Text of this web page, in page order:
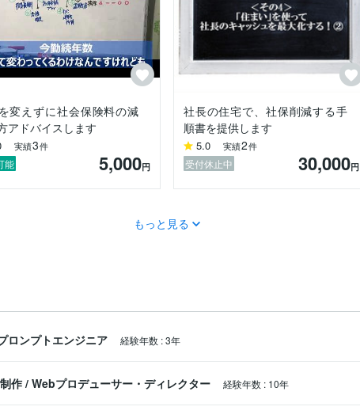
変えずに社会保険料の減
アドバイスします
実績3件
能 5,000円
社長の住宅で、社保削減する手
順書を提供します
5.0 実績2件
受付休止中 30,000円
もっと見る
ロンプトエンジニア 経験年数 :3年
作/ Webプロデューサー・ディレクター 経験年数 : 10年